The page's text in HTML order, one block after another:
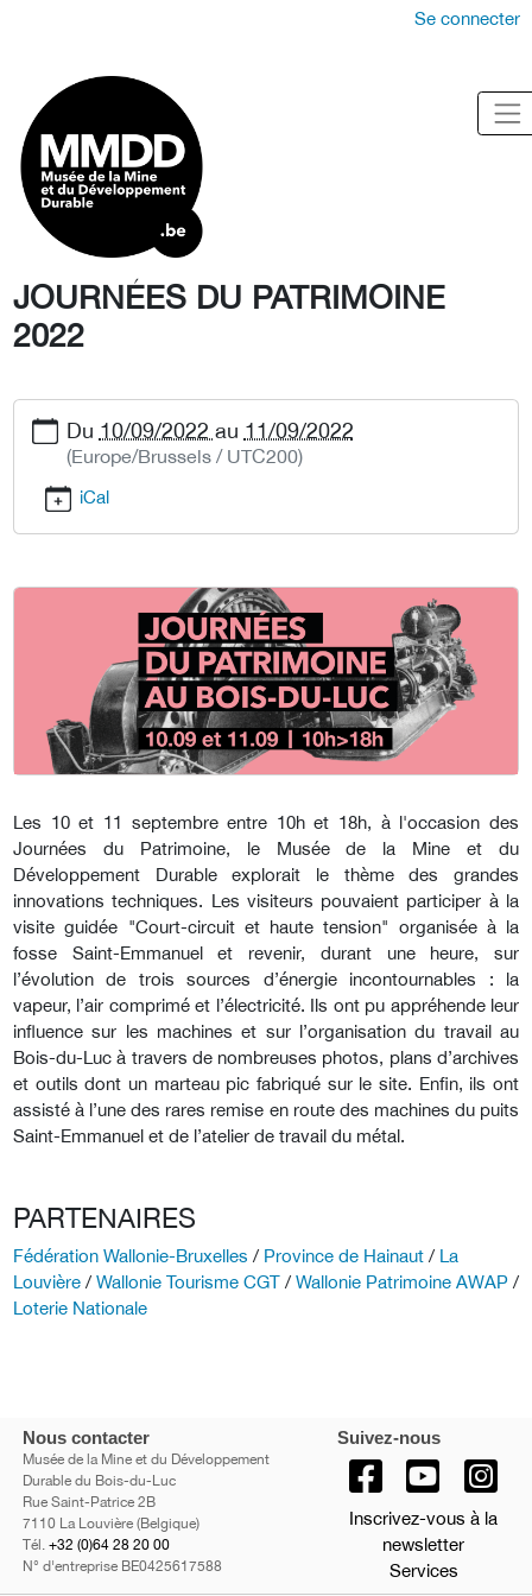
Se connecter
JOURNÉES DU PATRIMOINE
2022
Du 10/09/2022 au 11/09/2022
(Europe/Brussels / UTC200)
iCal
Les 10 et 11 septembre entre 10h et 18h, à l'occasion des
Journées du Patrimoine, le Musée de la Mine et du
Développement Durable explorait le thème des grandes
innovations techniques. Les visiteurs pouvaient participer à la
visite guidée "Court-circuit et haute tension" organisée à la
fosse Saint-Emmanuel et revenir, durant une heure, sur
l’évolution de trois sources d’énergie incontournables : la
vapeur, l’air comprimé et l’électricité. Ils ont pu appréhende leur
influence sur les machines et sur l’organisation du travail au
Bois-du-Luc à travers de nombreuses photos, plans d’archives
et outils dont un marteau pic fabriqué sur le site. Enfin, ils ont
assisté à l’une des rares remise en route des machines du puits
Saint-Emmanuel et de l’atelier de travail du métal.
PARTENAIRES
Fédération Wallonie-Bruxelles / Province de Hainaut / La
Louvière / Wallonie Tourisme CGT / Wallonie Patrimoine AWAP /
Loterie Nationale
Nous contacter
Musée de la Mine et du Développement
Durable du Bois-du-Luc
Rue Saint-Patrice 2B
7110 La Louvière (Belgique)
Tél. +32 (0)64 28 20 00
N° d'entreprise BE0425617588
Suivez-nous
Inscrivez-vous à la
newsletter
Services